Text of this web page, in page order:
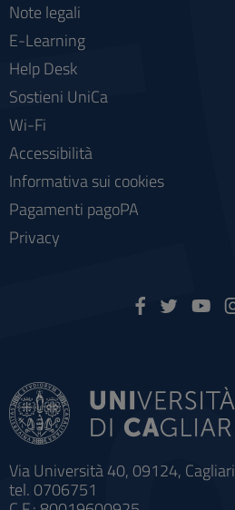
Via Università 40, 09124, Cagliari
tel. 0706751
Note legali
E-Learning
Help Desk
Sostieni UniCa
Wi-Fi
Accessibilità
Informativa sui cookies
Pagamenti pagoPA
Privacy